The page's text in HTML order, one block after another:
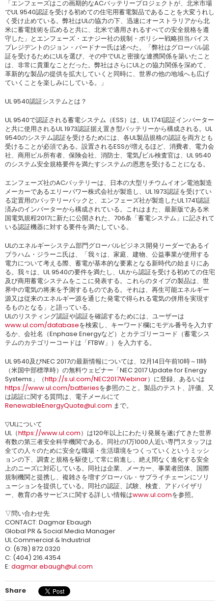
「エンフェーズはこの画期的なACバッテリープロジェクトが、北米市場
でUL 9540認証を受ける初めての住宅用蓄電製品であることを大変うれし
く受け止めている。弊社はULの協力の下、迅速にオーストラリアから北
米に蓄電技術を広めると共に、北米で適用されるすべての安全規格を遵
守した」とエンフェーズ・エナジー社の規制・ポリシー戦略担当バイス
プレジデントのジョン・バードナー氏は述べた。「弊社はグローバル認
証を受けるためにULを選び、その中でULと密接な連携関係を築いたこと
は、非常に貴重なことだった。弊社はさらにULとの協力関係を深めて、
革新的な製品の提供を拡大していくと同時に、世界の他の地域へも広げ
ていくことを楽しみにしている。」
UL 9540認証システムとは？
UL 9540で認証される蓄電システム（ESS）は、UL 1741認証インバーター
と共に使用されるUL 1973認証据え置き型バッテリーから構成される。UL
9540のシステム認証を受けるためには、各UL製品規格の認証を両方とも
受けることが必須である。設置されるESSが増えるほど、消費者、電力会
社、商用ビル所有者、保険会社、消防士、電気/ビル検査官は、UL 9540
のシステム安全規格要件を満たすシステムの恩恵を受けることになる。
エンフェーズ社のACバッテリーは、日本の大型リチウムイオン電池製造
メーカーであるエリーパワー株式会社が製造し、UL 1973認証を受けてい
る定置用のバッテリーパックと、エンフェーズ社が製造したUL 1741認証
済みのインバーターから構成されている。これはまた、最新版である米
国電気規程2017に新たに公開された、706条「蓄電システム」に記されて
いる認証機器に対する要件を満たしている。
ULのエネルギーシステム部門グローバルビジネス開発リーダーであるイ
ブラハム・ジラーニ氏は、「我々は、家庭、建物、公益事業が使用する
電力について考える際、蓄電が基本的な要素となる新時代の始まりにあ
る。我々は、UL 9540の要件を満たし、ULから認証を受ける初めての住宅
及び商用蓄電システムをここに発表する。これらのタイプの製品は、世
界中の電気の将来を予測するものである。それは、再生可能エネルギー
源又は従来のエネルギー源を通じた発電で得られる電気の併用を実現す
るものとなる」と語っている。
ULのリスティング認証や認証を確認するためには、ユーザーは
www.ul.com/databaseを検索し、キーワード欄にモデル番号を入力す
るか、会社名（Enphase Energyなど）とカテゴリーコード（蓄電シス
テムのカテゴリーコードは「FTBW」）を入力する。
UL 9540及びNEC 2017の最新情報については、12月14日午前10時～11時
（米国中部標準時）の無料ウェビナー「NEC 2017 Update for Energy
Systems」（http://s.ul.com/NEC2017Webinar）に登録、あるいは
https://www.ul.com/batteriesを参照のこと。製品のテスト、評価、又
は認証に関する質問は、電子メールにて
RenewableEnergyQuote@ul.com まで。
▽ULについて
UL（https://www.ul.com）は120年以上にわたり発展を遂げてきた世界
有数の第三者安全科学機関である。同社の1万1000人近い専門スタッフは
全ての人々のために安全な職場・生活環境をつくっていくというミッシ
ョンの下、調査と規格を駆使して常に前進し、絶え間なく進化する安全
上のニーズに対応している。同社は企業、メーカー、事業者団体、国際
規制機関と提携し、複雑さを増すグローバル・サプライチェーンにソリ
ューションを提供している。同社の認証、試験、検査、アドバイザリ
ー、教育の各サービスに関する詳しい情報はwww.ul.comを参照。
▽問い合わせ先
CONTACT: Dagmar Ebaugh
Global PR & Social Media Manager
UL Commercial & Industrial
O: (678) 872.0320
C: (404) 216.4354
E: dagmar.ebaugh@ul.com
Share